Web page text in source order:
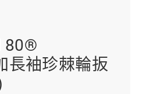
80®
長袖珍棘輪扳